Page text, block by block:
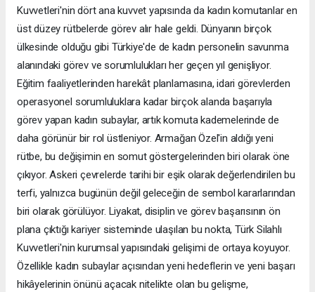
Kuvvetleri'nin dört ana kuvvet yapısında da kadın komutanlar en
üst düzey rütbelerde görev alır hale geldi. Dünyanın birçok
ülkesinde olduğu gibi Türkiye'de de kadın personelin savunma
alanındaki görev ve sorumlulukları her geçen yıl genişliyor.
Eğitim faaliyetlerinden harekât planlamasına, idari görevlerden
operasyonel sorumluluklara kadar birçok alanda başarıyla
görev yapan kadın subaylar, artık komuta kademelerinde de
daha görünür bir rol üstleniyor. Armağan Özel'in aldığı yeni
rütbe, bu değişimin en somut göstergelerinden biri olarak öne
çıkıyor. Askeri çevrelerde tarihi bir eşik olarak değerlendirilen bu
terfi, yalnızca bugünün değil geleceğin de sembol kararlarından
biri olarak görülüyor. Liyakat, disiplin ve görev başarısının ön
plana çıktığı kariyer sisteminde ulaşılan bu nokta, Türk Silahlı
Kuvvetleri'nin kurumsal yapısındaki gelişimi de ortaya koyuyor.
Özellikle kadın subaylar açısından yeni hedeflerin ve yeni başarı
hikâyelerinin önünü açacak nitelikte olan bu gelişme,